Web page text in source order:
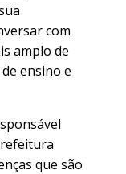
com
amplo de
ensino e
que são